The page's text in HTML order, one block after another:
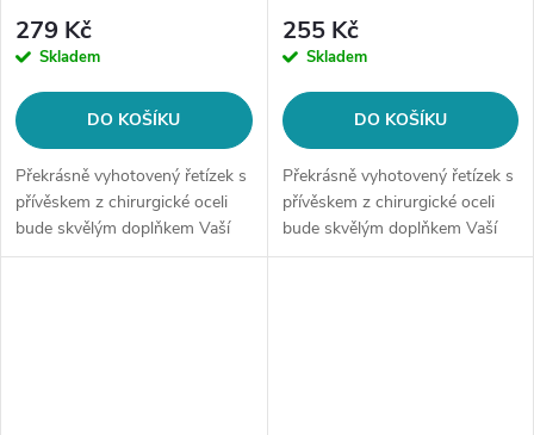
279 Kč
Skladem
DO KOŠÍKU
Překrásně vyhotovený řetízek s
přívěskem z chirurgické oceli
bude skvělým doplňkem Vaší
kolekce šperků. Materiál:
255 Kč
Skladem
DO KOŠÍKU
Překrásně vyhotovený řetízek s
přívěskem z chirurgické oceli
bude skvělým doplňkem Vaší
kolekce šperků. Materiál: